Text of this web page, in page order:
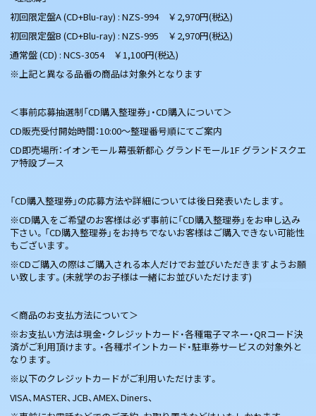
初回限定盤A (CD+Blu-ray) : NZS-994 ￥2,970円(税込)
初回限定盤B (CD+Blu-ray) : NZS-995 ￥2,970円(税込)
通常盤 (CD) : NCS-3054 ￥1,100円(税込)
※上記と異なる品番の商品は対象外となります
＜事前応募抽選制「CD購入整理券」・CD購入について＞
CD販売受付開始時間：10:00〜整理番号順にてご案内
CD即売場所：イオンモール幕張新都心 グランドモール1F グランドスクエ
ア特設ブース
「CD購入整理券」の応募方法や詳細については後日発表いたします。
※CD購入をご希望のお客様は必ず事前に「CD購入整理券」をお申し込み
下さい。「CD購入整理券」をお持ちでないお客様はご購入できない可能性
もございます。
※CDご購入の際はご購入される本人だけでお並びいただきますようお願
い致します。(未就学のお子様は一緒にお並びいただけます)
＜商品のお支払方法について＞
※お支払い方法は現金・クレジットカード・各種電子マネー・QRコード決
済がご利用頂けます。・各種ポイントカード・駐車券サービスの対象外と
なります。
※以下のクレジットカードがご利用いただけます。
VISA、MASTER、JCB、AMEX、Diners、